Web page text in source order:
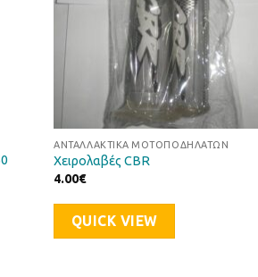
ΑΝΤΑΛΛΑΚΤΙΚΆ ΜΟΤΟΠΟΔΗΛΆΤΩΝ
Χειρολαβές CBR
4.00€
QUICK VIEW